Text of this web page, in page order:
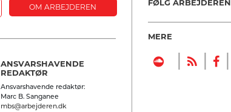
OM ARBEJDEREN
ANSVARSHAVENDE
REDAKTØR
Ansvarshavende redaktør:
Marc B. Sanganee
mbs@arbejderen.dk
FØLG ARBEJDEREN
MERE
| | |